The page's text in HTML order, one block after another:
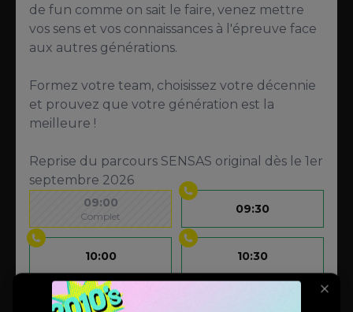
de fun comme on sait le faire, venez mettre
vos sens et vos connaissances à l'épreuve face
aux autres générations.
Formez votre team, choisissez votre décennie
et prouvez que votre génération est la
meilleure !
Reprise du parcours SENSAS original dès le 1er
septembre 2026
09:00
Complet
09:30
10:00 10:30
11:00